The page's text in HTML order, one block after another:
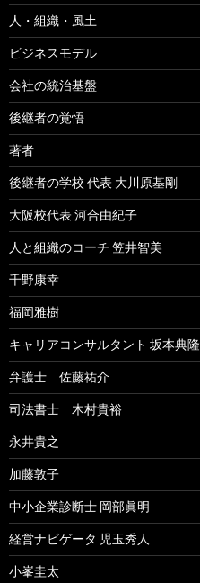
人・組織・風土
ビジネスモデル
会社の統治基盤
後継者の覚悟
著者
後継者の学校 代表 大川原基剛
大阪校代表 河合由紀子
人と組織のコーチ 笠井智美
千野康幸
福岡雅樹
キャリアコンサルタント 坂本典隆
弁護士 佐藤祐介
司法書士 木村貴裕
永井貴之
加藤敦子
中小企業診断士 岡部眞明
経営ナビゲータ 児玉秀人
小峯圭太